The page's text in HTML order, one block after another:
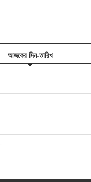
আজকের দিন-তারিখ